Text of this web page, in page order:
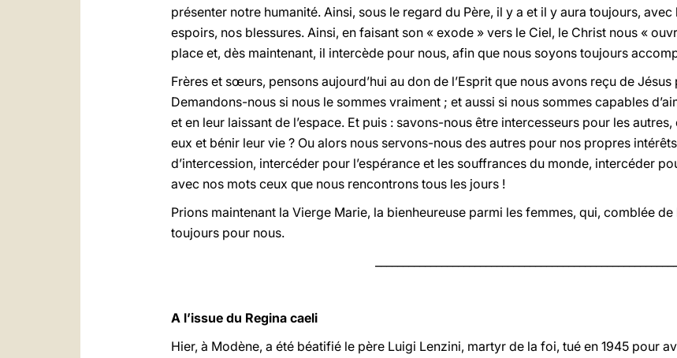
présenter notre humanité. Ainsi, sous le regard du Père, il y a et il y aura toujours, avec
espoirs, nos blessures. Ainsi, en faisant son « exode » vers le Ciel, le Christ nous «
place et, dès maintenant, il intercède pour nous, afin que nous soyons toujours
Frères et sœurs, pensons aujourd’hui au don de l’Esprit que nous avons reçu de
Demandons-nous si nous le sommes vraiment ; et aussi si nous sommes capables
et en leur laissant de l’espace. Et puis : savons-nous être intercesseurs pour les
eux et bénir leur vie ? Ou alors nous servons-nous des autres pour nos propres
d’intercession, intercéder pour l’espérance et les souffrances du monde, intercéder
avec nos mots ceux que nous rencontrons tous les jours !
Prions maintenant la Vierge Marie, la bienheureuse parmi les femmes, qui, comblée
toujours pour nous.
A l’issue du Regina caeli
Hier, à Modène, a été béatifié le père Luigi Lenzini, martyr de la foi, tué en 1945 pour